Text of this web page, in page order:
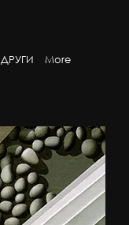
ДРУГИ More